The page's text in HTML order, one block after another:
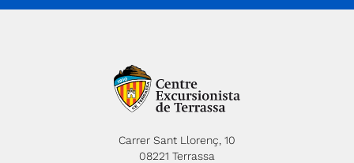
Carrer Sant Llorenç, 10
08221 Terrassa